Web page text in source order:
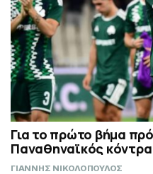
Για το πρώτο βήμα
Παναθηναϊκός
ΓΙΑΝΝΗΣ ΝΙΚΟΛΟΠΟΥΛΟΣ